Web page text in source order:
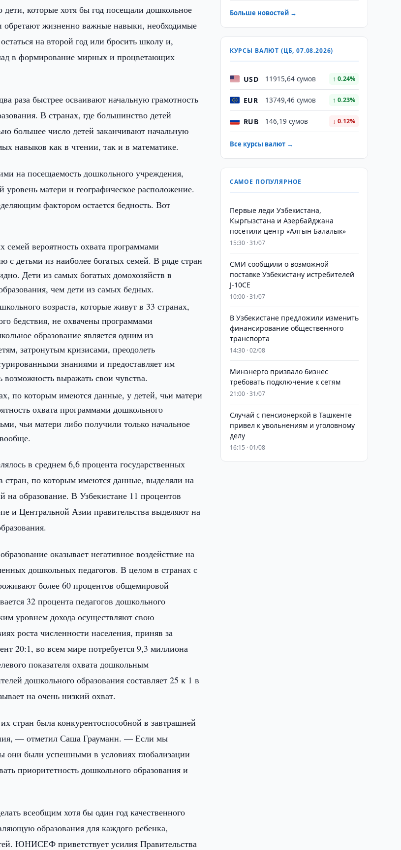
дети, которые хотя бы год посещали дошкольное
обретают жизненно важные навыки, необходимые
на второй год или бросить школу и,
в формирование мирных и процветающих
раза быстрее осваивают начальную грамотность
В странах, где большинство детей
большее число детей заканчивают начальную
навыков как в чтении, так и в математике.
на посещаемость дошкольного учреждения,
уровень матери и географическое расположение.
фактором остается бедность. Вот
семей вероятность охвата программами
с детьми из наиболее богатых семей. В ряде стран
Дети из самых богатых домохозяйств в
чем дети из самых бедных.
возраста, которые живут в 33 странах,
бедствия, не охвачены программами
образование является одним из
затронутым кризисами, преодолеть
знаниями и предоставляет им
возможность выражать свои чувства.
по которым имеются данные, у детей, чьи матери
охвата программами дошкольного
чьи матери либо получили только начальное
в среднем 6,6 процента государственных
стран, по которым имеются данные, выделяли на
на образование. В Узбекистане 11 процентов
и Центральной Азии правительства выделяют на
оказывает негативное воздействие на
дошкольных педагогов. В целом в странах с
более 60 процентов общемировой
32 процента педагогов дошкольного
уровнем дохода осуществляют свою
роста численности населения, приняв за
20:1, во всем мире потребуется 9,3 миллиона
показателя охвата дошкольным
дошкольного образования составляет 25 к 1 в
на очень низкий охват.
стран была конкурентоспособной в завтрашней
— отметил Саша Грауманн. — Если мы
они были успешными в условиях глобализации
приоритетность дошкольного образования и
всеобщим хотя бы один год качественного
образования для каждого ребенка,
ЮНИСЕФ приветствует усилия Правительства
Больше новостей →
КУРСЫ ВАЛЮТ (ЦБ, 07.08.2026)
USD 11915,64 сумов ↑ 0.24%
EUR 13749,46 сумов ↑ 0.23%
RUB 146,19 сумов ↓ 0.12%
Все курсы валют →
САМОЕ ПОПУЛЯРНОЕ
Первые леди Узбекистана,
Кыргызстана и Азербайджана
посетили центр «Алтын Балалык»
15:30 · 31/07
СМИ сообщили о возможной
поставке Узбекистану истребителей
J-10CE
10:00 · 31/07
В Узбекистане предложили изменить
финансирование общественного
транспорта
14:30 · 02/08
Минэнерго призвало бизнес
требовать подключение к сетям
21:00 · 31/07
Случай с пенсионеркой в Ташкенте
привел к увольнениям и уголовному
делу
16:15 · 01/08